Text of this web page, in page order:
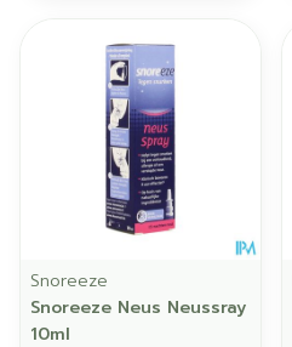
Snoreeze
Snoreeze Neus Neussray
10ml